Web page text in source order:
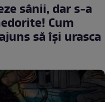
sânii, dar s-a
Cum
să îşi urasca